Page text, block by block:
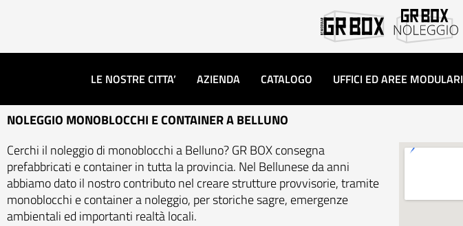
LE NOSTRE CITTA’ AZIENDA CATALOGO UFFICI ED AREE MODULARI
NOLEGGIO MONOBLOCCHI E CONTAINER A BELLUNO
Cerchi il noleggio di monoblocchi a Belluno? GR BOX consegna
prefabbricati e container in tutta la provincia. Nel Bellunese da anni
abbiamo dato il nostro contributo nel creare strutture provvisorie, tramite
monoblocchi e container a noleggio, per storiche sagre, emergenze
ambientali ed importanti realtà locali.